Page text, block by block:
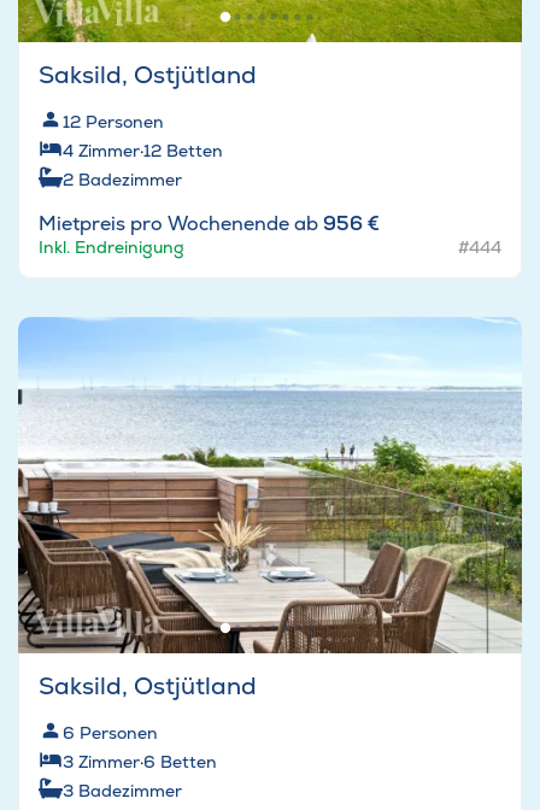
Saksild, Ostjütland
12 Personen
4 Zimmer·12 Betten
2 Badezimmer
Mietpreis pro Wochenende ab956 €
Inkl. Endreinigung #444
Saksild, Ostjütland
6 Personen
3 Zimmer·6 Betten
3 Badezimmer